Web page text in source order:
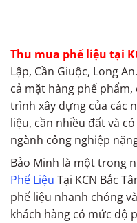
Thu mua phế liệu tại
Lập, Cần Giuộc, Long
cả mặt hàng phế
trình xây dựng của các
liệu, cần nhiều đất và
ngành công nghiệp
Bảo Minh là một trong
Phế Liệu Tại KCN Bắc
phế liệu nhanh chóng
khách hàng có mức độ